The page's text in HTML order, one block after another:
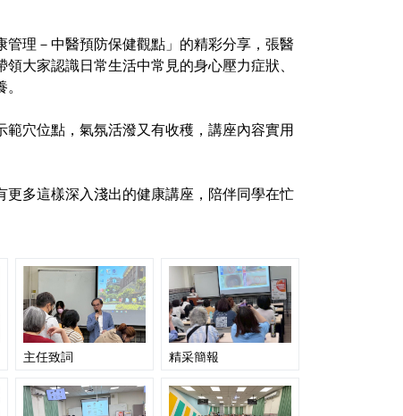
理－中醫預防保健觀點」的精彩分享，張醫
大家認識日常生活中常見的身心壓力症狀、
穴位點，氣氛活潑又有收穫，講座內容實用
多這樣深入淺出的健康講座，陪伴同學在忙
主任致詞 精采簡報